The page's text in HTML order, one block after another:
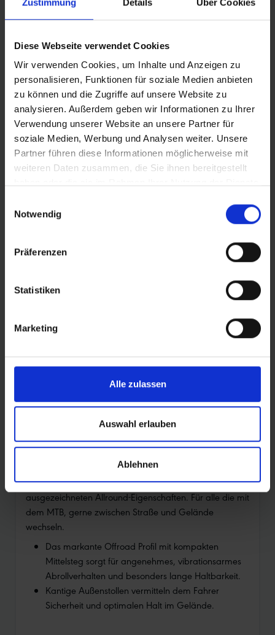
Diese Webseite verwendet Cookies
Wir verwenden Cookies, um Inhalte und Anzeigen zu
personalisieren, Funktionen für soziale Medien anbieten
zu können und die Zugriffe auf unsere Website zu
analysieren. Außerdem geben wir Informationen zu Ihrer
Verwendung unserer Website an unsere Partner für
soziale Medien, Werbung und Analysen weiter. Unsere
Partner führen diese Informationen möglicherweise mit
weiteren Daten zusammen, die Sie ihnen bereitgestellt
Notwendig
Präferenzen
Statistiken
Marketing
Alle zulassen
Auswahl erlauben
Ablehnen
KONFIGURATION SPEICHERN
Produktvergleich
Zu den technischen Details
Zur Produktübersicht
FEATURES
Reifen mit der Empfehlung „E-25“ sind die perfekte
km/h. Das wichtigstes Kriterium für diese Empfehlung:
PRODUKTINFORMATIONEN
EINER FÜR ALLE.Ein bestechender Dauerbrenner mit
ausgezeichneten Allround-Eigenschaften. Für alle die mit
dem MTB, gerne zwischen Straße und Gelände
wechseln.
Das markante Offroad Profil mit kompakten
Mittelsteg sorgt für angenehmes, vibrationsarmes
Abrollverhalten und besonders lange Haltbarkeit.
Kantige Außenstollen vermitteln dem Fahrer
Sicherheit und optimalen Halt im Gelände.